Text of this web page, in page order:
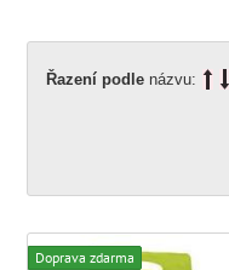
Řazení podle názvu:
Doprava zdarma